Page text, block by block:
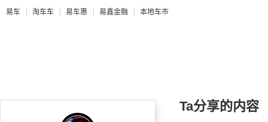
易车 淘车车 易车惠 易鑫金融 本地车市
Ta分享的内容